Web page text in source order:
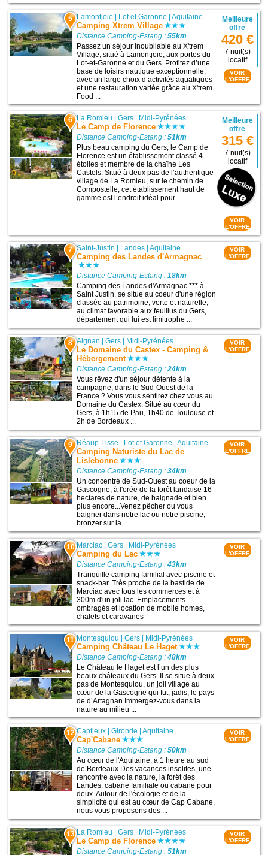
5 Lamontjoie | Lot et Garonne |Aquitaine
Camping Xtrem Village
Distance Camping-Estang :55km
Passez un séjour inoubliable au X'trem
Village, situé à Lamontjoie, aux portes du
Lot-et-Garonne et du Gers. Profitez d’une
base de loisirs nautique exceptionnelle,
avec un large choix d’activités aquatiques
et une restauration variée grâce au X'trem
Food ...
Meilleure
offre
420 €
7 nuit(s)
locatif
VOIR
L'OFFRE
6 La Romieu |Gers | Midi-Pyrénées
Le Camp de Florence
Distance Camping-Estang :51km
Plus beau camping du Gers, le Camp de
Florence est un établissement classé 4
étoiles et membre de la chaîne Les
Castels. Situé à deux pas de l’authentique
village de La Romieu, sur le chemin de
Compostelle, cet établissement haut de
gamme est l’endroit idéal pour ...
Meilleure
offre
315 €
7 nuit(s)
locatif
VOIR
L'OFFRE
7 Saint-Justin Landes |Aquitaine
Camping des Landes d'Armagnac
Distance Camping-Estang :18km
Camping des Landes d'Armagnac *** à
Saint Justin. se situe au coeur d'une région
classée au patrimoine, verte et naturelle,
au climat favorable aux feuillus du Gers,
département qui lui est limitrophe ...
VOIR
L'OFFRE
8 Aignan |Gers Midi-Pyrénées
Le Domaine du Castex - Camping &
Hébergement
Distance Camping-Estang :24km
Vous rêvez d'un séjour détente à la
campagne, dans le Sud-Ouest de la
France ? Vous vous sentirez chez vous au
Domaine du Castex. Situé au cœur du
Gers, à 1h15 de Pau, 1h40 de Toulouse et
2h de Bordeaux ...
VOIR
L'OFFRE
9 Réaup-Lisse Lot et Garonne |Aquitaine
Camping Naturiste du Lac de
Lislebonne
Distance Camping-Estang :34km
Un concentré de Sud-Ouest au coeur de la
Gascogne, à l'orée de la forêt landaise 16
hectares de nature, de baignade et bien
plus encore...Venez pêcher ou vous
baigner dans notre lac ou notre piscine,
bronzer sur la ...
VOIR
L'OFFRE
10 Marciac |Gers | Midi-Pyrénées
Camping du Lac
Distance Camping-Estang :43km
Tranquille camping familial avec piscine et
snack-bar. Très proche de la bastide de
Marciac avec tous les commerces et à
300m d'un joli lac. Emplacements
ombragés et location de mobile homes,
chalets et caravanes
VOIR
L'OFFRE
11 Montesquiou |Gers | Midi-Pyrénées
Camping Château Le Haget
Distance Camping-Estang :48km
Le Château le Haget est l’un des plus
beaux châteaux du Gers. Il se situe à deux
pas de Montesquiou, un joli village au
cœur de la Gascogne qui fut, jadis, le pays
de d’Artagnan.Immergez-vous dans la
nature au milieu ...
VOIR
L'OFFRE
12 Captieux |Gironde |Aquitaine
Cap'Cabane
Distance Camping-Estang :50km
Au cœur de l'Aquitaine, à 1 heure au sud
de Bordeaux Des vacances insolites, une
rencontre avec la nature, la forêt des
Landes. cabane familiale ou cabane pour
deux. Autour de l'écologie et de la
simplicité qui est au cœur de Cap Cabane,
nous vous proposons des ...
VOIR
L'OFFRE
13 La Romieu |Gers Midi-Pyrénées
Le Camp de Florence
Distance Camping-Estang :51km
VOIR
L'OFFRE